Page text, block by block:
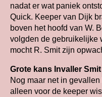
nadat er wat paniek
Quick. Keeper van Dijk
boven het hoofd van W.
volgden de gebruikelijke
mocht R. Smit zijn
Grote kans Invaller Smit
Nog maar net in
alleen voor de keeper